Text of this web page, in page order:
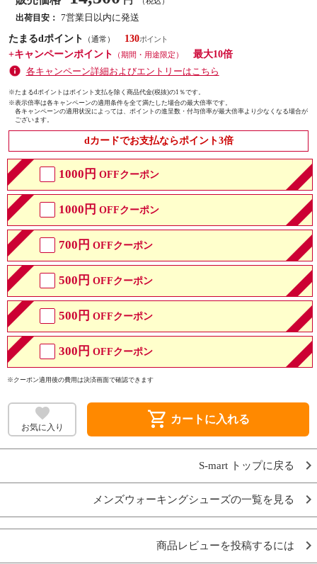
出荷目安： 7営業日以内に発送
たまるdポイント
（通常）
130
+キャンペーンポイント
（期間・用途限定）
最大10倍
各キャンペーン詳細およびエントリーはこちら
※たまるdポイントはポイント支払を除く商品代金(税抜)の1％です。
※表示倍率は各キャンペーンの適用条件を全て満たした場合の最大倍率です。
各キャンペーンの適用状況によっては、ポイントの進呈数・付与倍率が最大倍率より少なくなる場合が
ございます。
dカードでお支払ならポイント3倍
1000円 OFFクーポン
1000円 OFFクーポン
700円 OFFクーポン
500円 OFFクーポン
500円 OFFクーポン
300円 OFFクーポン
※クーポン適用後の費用は決済画面で確認できます
お気に入り shopping_cart カートに入れる
S-mart トップに戻る
メンズウォーキングシューズの一覧を見る
商品レビューを投稿するには